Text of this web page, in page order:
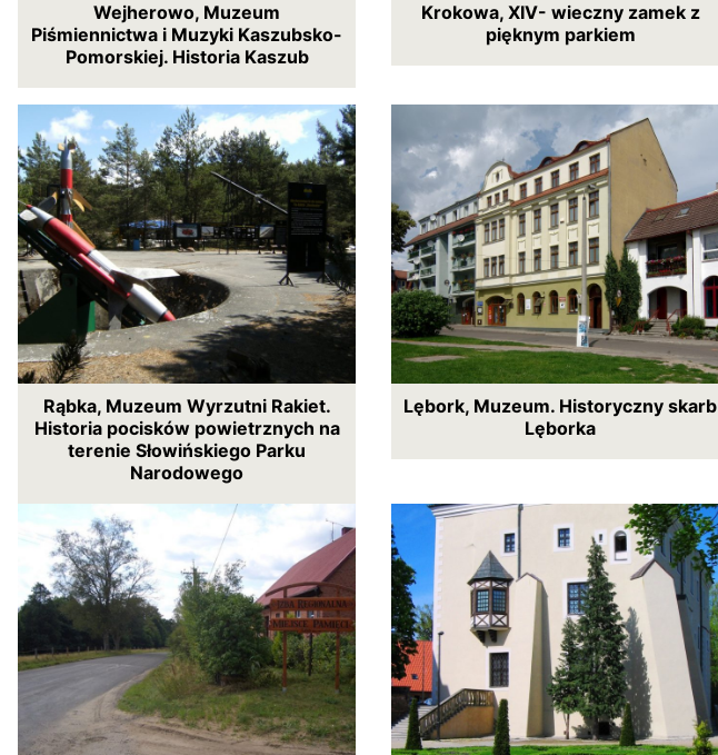
Wejherowo, Muzeum
Piśmiennictwa i Muzyki Kaszubsko-
Pomorskiej. Historia Kaszub
Krokowa, XIV- wieczny zamek z
pięknym parkiem
Rąbka, Muzeum Wyrzutni Rakiet.
Historia pocisków powietrznych na
terenie Słowińskiego Parku
Narodowego
Lębork, Muzeum. Historyczny skarb
Lęborka